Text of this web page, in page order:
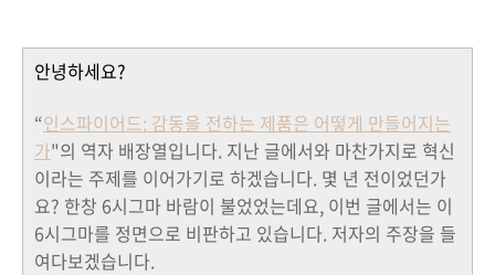
안녕하세요?
“인스파이어드: 감동을 전하는 제품은 어떻게 만들어지는
가"의 역자 배장열입니다. 지난 글에서와 마찬가지로 혁신
이라는 주제를 이어가기로 하겠습니다. 몇 년 전이었던가
요? 한창 6시그마 바람이 불었었는데요, 이번 글에서는 이
6시그마를 정면으로 비판하고 있습니다. 저자의 주장을 들
여다보겠습니다.